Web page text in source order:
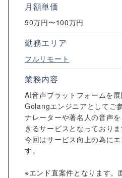
月額単価
90万円〜100万円
勤務エリア
フルリモート
業務内容
AI音声プラットフォームを
Golangエンジニアとしてご
ナレーターや著名人の音声
きるサービスとなっておりま
今回はサービス向上の為に
す。
※エンド直案件となります。